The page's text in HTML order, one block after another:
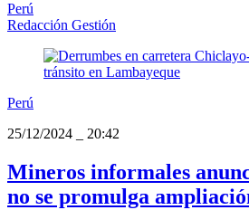
Perú
Redacción Gestión
Perú
25/12/2024
20:42
Mineros informales
no se promulga